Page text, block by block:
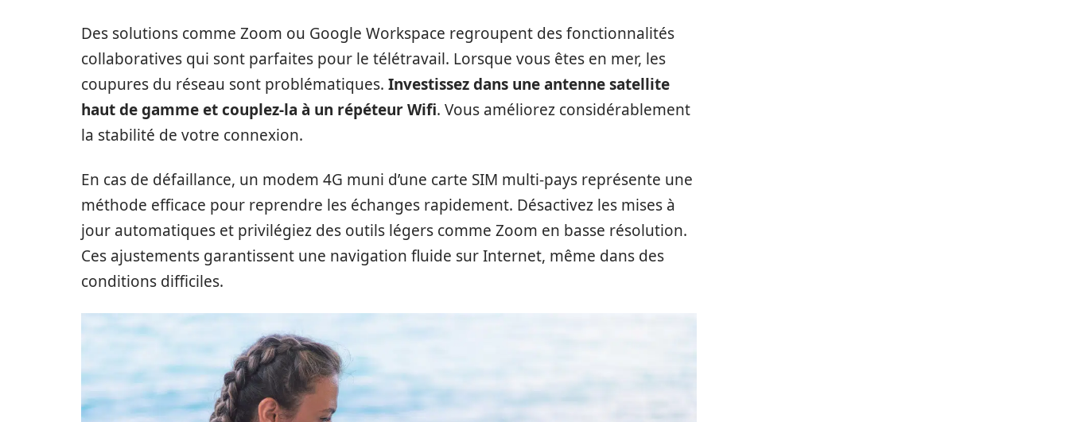
Des solutions comme Zoom ou Google Workspace regroupent des fonctionnalités
collaboratives qui sont parfaites pour le télétravail. Lorsque vous êtes en mer, les
coupures du réseau sont problématiques. Investissez dans une antenne satellite
haut de gamme et couplez-la à un répéteur Wifi. Vous améliorez considérablement
la stabilité de votre connexion.
En cas de défaillance, un modem 4G muni d’une carte SIM multi-pays représente une
méthode efficace pour reprendre les échanges rapidement. Désactivez les mises à
jour automatiques et privilégiez des outils légers comme Zoom en basse résolution.
Ces ajustements garantissent une navigation fluide sur Internet, même dans des
conditions difficiles.